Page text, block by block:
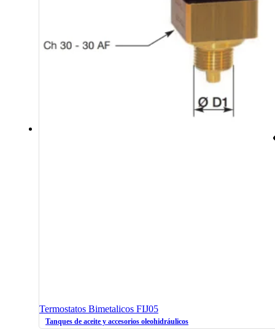
Termostatos Bimetalicos FIJ05
Tanques de aceite y accesorios oleohidráulicos